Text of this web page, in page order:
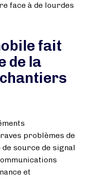
face à de lourdes
fait
de la
problèmes de
source de signal
et